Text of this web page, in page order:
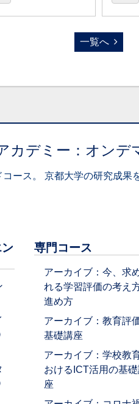
一覧へ
カデミー：オンデ
ース。 京都大学の研究成
専門コース
アーカイブ：今、求
れる学習評価の考え
進め方
アーカイブ：教育評
基礎講座
アーカイブ：学校教
おけるICT活用の基
座